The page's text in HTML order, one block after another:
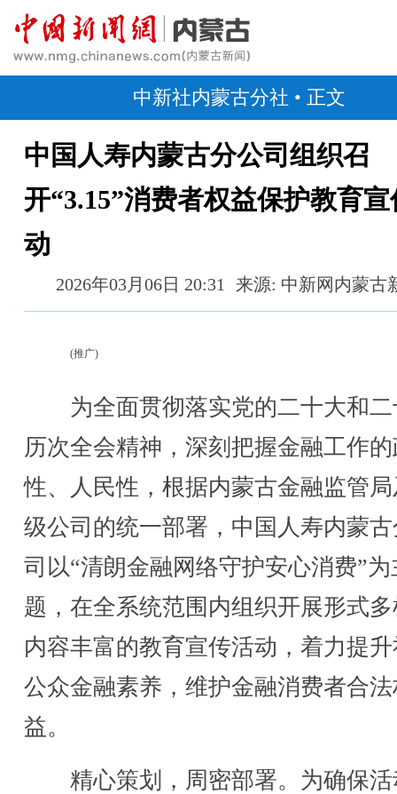
中新社内蒙古分社 • 正文
中国人寿内蒙古分公司组织召
开“3.15”消费者权益保护教育
动
2026年03月06日 20:31 来源: 中新网内蒙古
(推广)
为全面贯彻落实党的二十大和二
历次全会精神，深刻把握金融工作
性、人民性，根据内蒙古金融监管
级公司的统一部署，中国人寿内蒙
司以“清朗金融网络守护安心消费”为
题，在全系统范围内组织开展形式
内容丰富的教育宣传活动，着力提
公众金融素养，维护金融消费者合
益。
精心策划，周密部署。为确保活